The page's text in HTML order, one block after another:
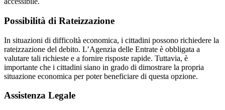
Possibilità di Rateizzazione
In situazioni di difficoltà economica, i cittadini possono richiedere la
rateizzazione del debito. L’Agenzia delle Entrate è obbligata a
valutare tali richieste e a fornire risposte rapide. Tuttavia, è
importante che i cittadini siano in grado di dimostrare la propria
situazione economica per poter beneficiare di questa opzione.
Assistenza Legale